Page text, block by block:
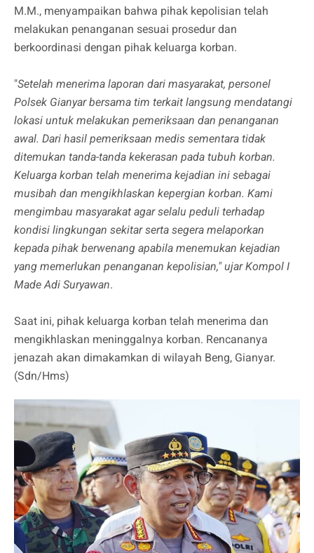
M.M., menyampaikan bahwa pihak kepolisian telah
melakukan penanganan sesuai prosedur dan
berkoordinasi dengan pihak keluarga korban.
"Setelah menerima laporan dari masyarakat, personel
Polsek Gianyar bersama tim terkait langsung mendatangi
lokasi untuk melakukan pemeriksaan dan penanganan
awal. Dari hasil pemeriksaan medis sementara tidak
ditemukan tanda-tanda kekerasan pada tubuh korban.
Keluarga korban telah menerima kejadian ini sebagai
musibah dan mengikhlaskan kepergian korban. Kami
mengimbau masyarakat agar selalu peduli terhadap
kondisi lingkungan sekitar serta segera melaporkan
kepada pihak berwenang apabila menemukan kejadian
yang memerlukan penanganan kepolisian," ujar Kompol I
Made Adi Suryawan.
Saat ini, pihak keluarga korban telah menerima dan
mengikhlaskan meninggalnya korban. Rencananya
jenazah akan dimakamkan di wilayah Beng, Gianyar.
(Sdn/Hms)